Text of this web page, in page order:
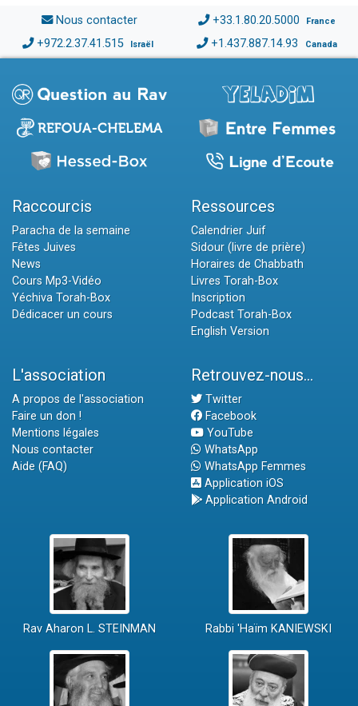
Nous contacter +33.1.80.20.5000 France
+972.2.37.41.515 Israël +1.437.887.14.93 Canada
Raccourcis
Paracha de la semaine
Fêtes Juives
News
Cours Mp3-Vidéo
Yéchiva Torah-Box
Dédicacer un cours
Ressources
Calendrier Juif
Sidour (livre de prière)
Horaires de Chabbath
Livres Torah-Box
Inscription
Podcast Torah-Box
English Version
L'association
A propos de l'association
Faire un don !
Mentions légales
Nous contacter
Aide (FAQ)
Retrouvez-nous...
Twitter
Facebook
YouTube
WhatsApp
WhatsApp Femmes
Application iOS
Application Android
Rav Aharon L. STEINMAN Rabbi 'Haïm KANIEWSKI